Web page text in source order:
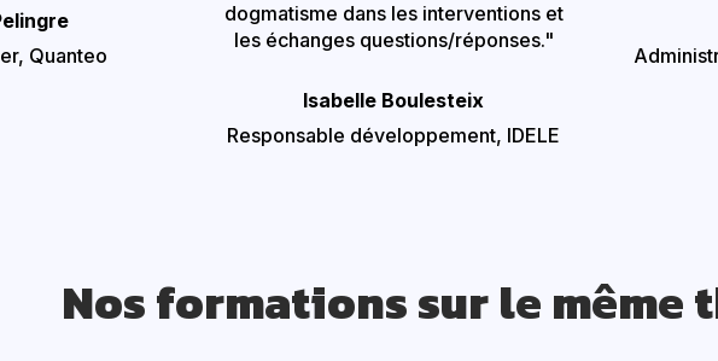
Quanteo
dogmatisme dans les interventions et
les échanges questions/réponses."
Isabelle Boulesteix
Responsable développement, IDELE
Nos formations sur le même